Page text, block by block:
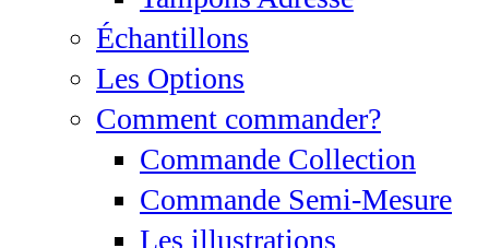
Échantillons
Les Options
Comment commander?
Commande Collection
Commande Semi-Mesure
Les illustrations